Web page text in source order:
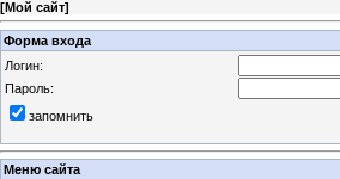
[Мой сайт]
Форма входа
Логин:
Пароль:
запомнить
Меню сайта